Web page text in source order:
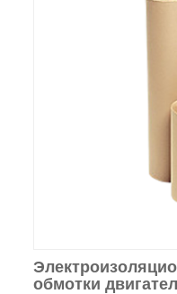
обмотки